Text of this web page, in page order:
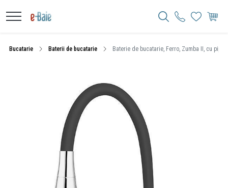
Bucatarie Baterii de bucatarie Baterie de bucatarie, Ferro, Zumba II, cu pipa